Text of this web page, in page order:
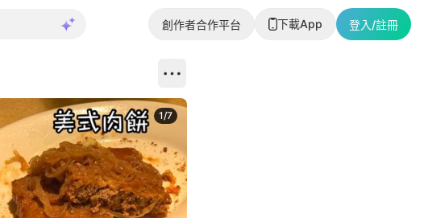
創作者合作平台 下載App 登入/註冊
1/7